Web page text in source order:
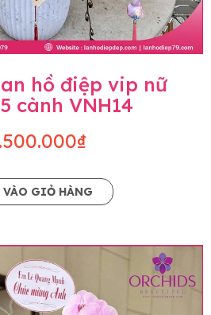
hồ điệp vip nữ
cành VNH14
VÀO GIỎ HÀNG